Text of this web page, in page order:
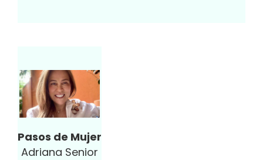
Pasos de Mujer
Adriana Senior